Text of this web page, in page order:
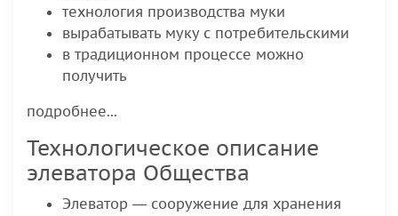
технология производства муки
вырабатывать муку с потребительскими
в традиционном процессе можно
получить
подробнее...
Технологическое описание
элеватора Общества
Элеватор — сооружение для хранения